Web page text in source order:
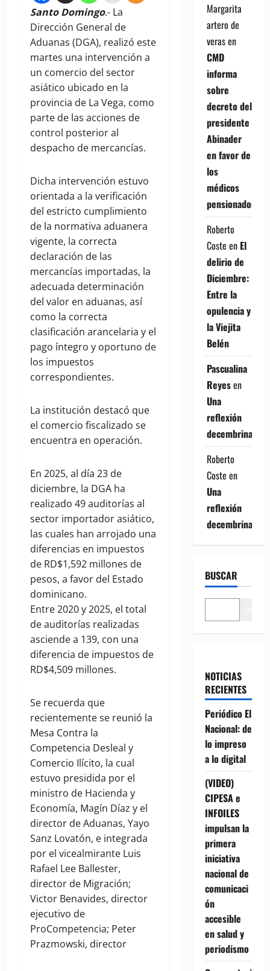
Santo Domingo.- La
Dirección General de
Aduanas (DGA), realizó este
martes una intervención a
un comercio del sector
asiático ubicado en la
provincia de La Vega, como
parte de las acciones de
control posterior al
despacho de mercancías.
Dicha intervención estuvo
orientada a la verificación
del estricto cumplimiento
de la normativa aduanera
vigente, la correcta
declaración de las
mercancías importadas, la
adecuada determinación
del valor en aduanas, así
como la correcta
clasificación arancelaria y el
pago íntegro y oportuno de
los impuestos
correspondientes.
La institución destacó que
el comercio fiscalizado se
encuentra en operación.
En 2025, al día 23 de
diciembre, la DGA ha
realizado 49 auditorías al
sector importador asiático,
las cuales han arrojado una
diferencias en impuestos
de RD$1,592 millones de
pesos, a favor del Estado
dominicano.
Entre 2020 y 2025, el total
de auditorías realizadas
asciende a 139, con una
diferencia de impuestos de
RD$4,509 millones.
Se recuerda que
recientemente se reunió la
Mesa Contra la
Competencia Desleal y
Comercio Ilícito, la cual
estuvo presidida por el
ministro de Hacienda y
Economía, Magín Díaz y el
director de Aduanas, Yayo
Sanz Lovatón, e integrada
por el vicealmirante Luis
Rafael Lee Ballester,
director de Migración;
Victor Benavides, director
ejecutivo de
ProCompetencia; Peter
Prazmowski, director
Margarita
artero de
verasen
CMD
informa
sobre
decreto del
presidente
Abinader
en favor de
los
médicos
pensionados
Roberto
Coste en El
delirio de
Diciembre:
Entre la
opulencia y
la Viejita
Belén
Pascualina
Reyesen
Una
reflexión
decembrina
Roberto
Coste en
Una
reflexión
decembrina
BUSCAR
NOTICIAS
RECIENTES
Periódico El
Nacional: de
lo impreso
a lo digital
(VIDEO)
CIPESA e
INFOILES
impulsan la
primera
iniciativa
nacional de
comunicaci
ón
accesible
en salud y
periodismo